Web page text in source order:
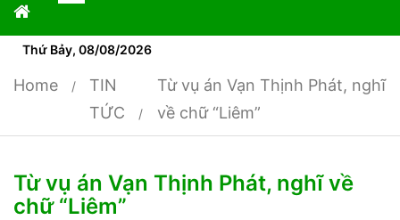
Thứ Bảy, 08/08/2026
Home
TIN
TỨC
Từ vụ án Vạn Thịnh Phát, nghĩ
về chữ “Liêm”
Từ vụ án Vạn Thịnh Phát, nghĩ về
chữ “Liêm”